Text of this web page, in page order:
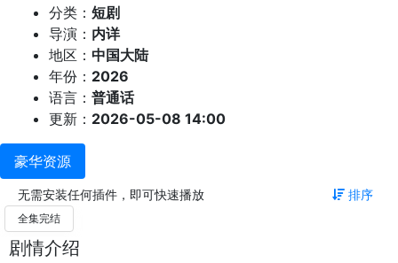
分类： 短剧
导演： 内详
地区： 中国大陆
年份： 2026
语言： 普通话
更新： 2026-05-08 14:00
豪华资源
无需安装任何插件，即可快速播放 排序
全集完结
剧情介绍